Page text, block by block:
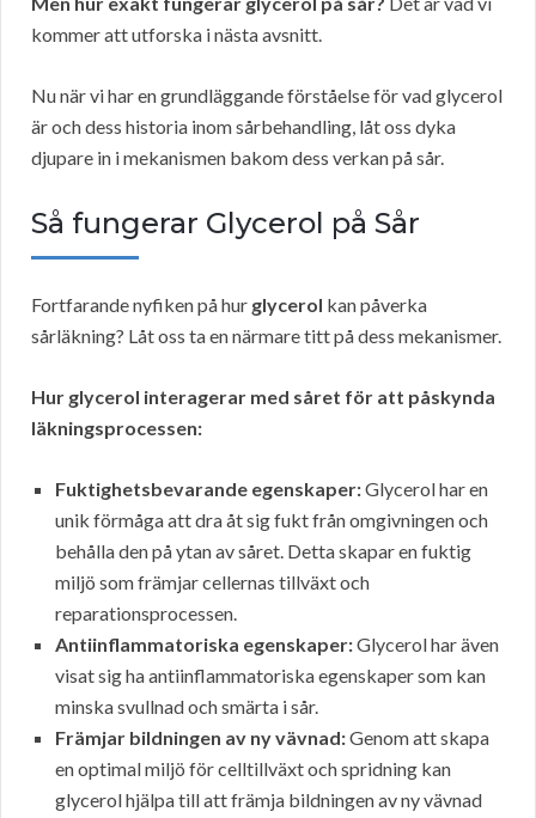
kommer att utforska i nästa avsnitt.
Nu när vi har en grundläggande förståelse för vad glycerol
är och dess historia inom sårbehandling, låt oss dyka
djupare in i mekanismen bakom dess verkan på sår.
Så fungerar Glycerol på Sår
Fortfarande nyfiken på hur glycerol kan påverka
sårläkning? Låt oss ta en närmare titt på dess mekanismer.
Hur glycerol interagerar med såret för att påskynda
läkningsprocessen:
Fuktighetsbevarande egenskaper:Glycerol har en
unik förmåga att dra åt sig fukt från omgivningen och
behålla den på ytan av såret. Detta skapar en fuktig
miljö som främjar cellernas tillväxt och
reparationsprocessen.
Antiinflammatoriska egenskaper:Glycerol har även
visat sig ha antiinflammatoriska egenskaper som kan
minska svullnad och smärta i sår.
Främjar bildningen av ny vävnad:Genom att skapa
en optimal miljö för celltillväxt och spridning kan
glycerol hjälpa till att främja bildningen av ny vävnad